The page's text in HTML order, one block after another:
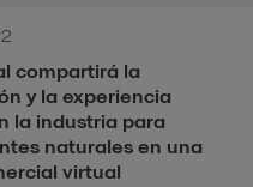
compartirá la
y la experiencia
la industria para
naturales en una
virtual